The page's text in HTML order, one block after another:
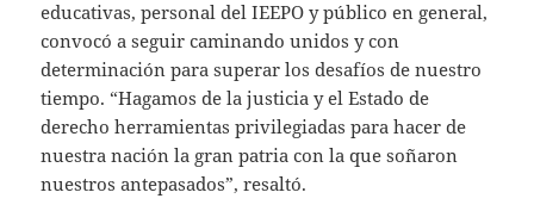
educativas, personal del IEEPO y público en general,
convocó a seguir caminando unidos y con
determinación para superar los desafíos de nuestro
tiempo. “Hagamos de la justicia y el Estado de
derecho herramientas privilegiadas para hacer de
nuestra nación la gran patria con la que soñaron
nuestros antepasados”, resaltó.